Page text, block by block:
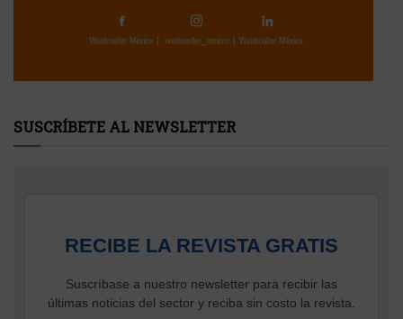
SUSCRÍBETE AL NEWSLETTER
RECIBE LA REVISTA GRATIS
Suscríbase a nuestro newsletter para recibir las
últimas noticias del sector y reciba sin costo la revista.